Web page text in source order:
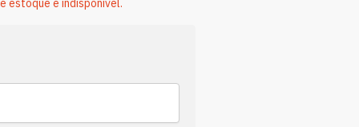
estoque e indisponível.